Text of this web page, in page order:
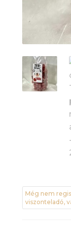
Még nem
viszonteladó,